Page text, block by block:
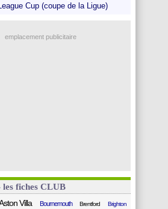
Cup (coupe de la Ligue)
emplacement publicitaire
les fiches CLUB
Villa Bournemouth Brentford Brighton